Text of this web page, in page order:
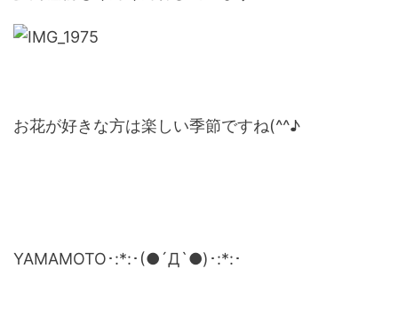
お花が好きな方は楽しい季節ですね(^^♪
YAMAMOTO･:*:･(●´Д`●)･:*:･